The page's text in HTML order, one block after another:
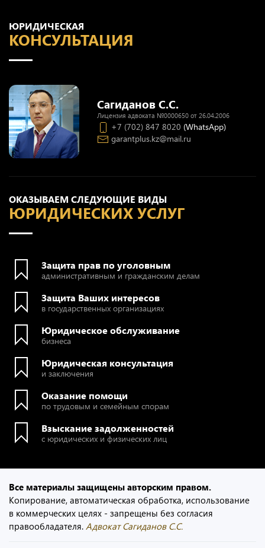
ОКАЗЫВАЕМ СЛЕДУЮЩИЕ ВИДЫ
ЮРИДИЧЕСКИХ УСЛУГ
Защита прав по уголовным
административным и гражданским делам
Защита Ваших интересов
в государственных организациях
Юридическое обслуживание
бизнеса
Юридическая консультация
и заключения
Оказание помощи
по трудовым и семейным спорам
Взыскание задолженностей
с юридических и физических лиц
ЮРИДИЧЕСКАЯ
КОНСУЛЬТАЦИЯ
Сагиданов С.С.
Лицензия адвоката №0000650 от 26.04.2006
+7 (702) 847 8020 (WhatsApp)
garantplus.kz@mail.ru
Все материалы защищены авторским правом.
Копирование, автоматическая обработка, использование
в коммерческих целях - запрещены без согласия
правообладателя. Адвокат Сагиданов С.С.